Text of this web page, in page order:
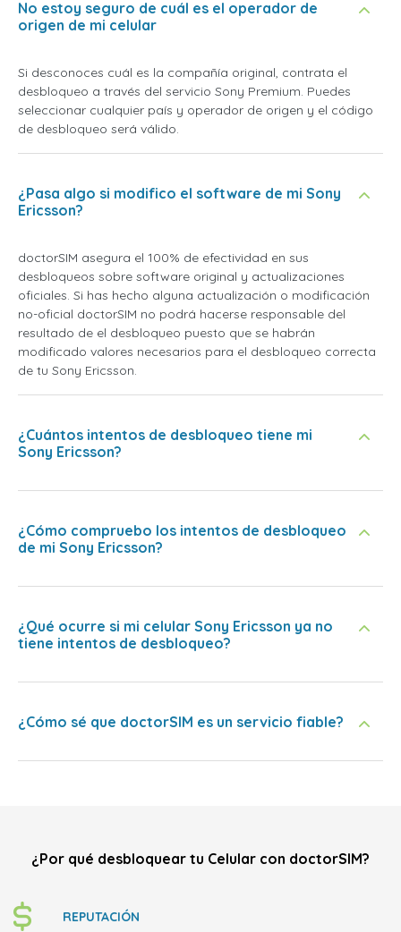
No estoy seguro de cuál es el operador de
origen de mi celular
Si desconoces cuál es la compañía original, contrata el
desbloqueo a través del servicio Sony Premium. Puedes
seleccionar cualquier país y operador de origen y el código
de desbloqueo será válido.
¿Pasa algo si modifico el software de mi Sony
Ericsson?
doctorSIM asegura el 100% de efectividad en sus
desbloqueos sobre software original y actualizaciones
oficiales. Si has hecho alguna actualización o modificación
no-oficial doctorSIM no podrá hacerse responsable del
resultado de el desbloqueo puesto que se habrán
modificado valores necesarios para el desbloqueo correcta
de tu Sony Ericsson.
¿Cuántos intentos de desbloqueo tiene mi
Sony Ericsson?
¿Cómo compruebo los intentos de desbloqueo
de mi Sony Ericsson?
¿Qué ocurre si mi celular Sony Ericsson ya no
tiene intentos de desbloqueo?
¿Cómo sé que doctorSIM es un servicio fiable?
¿Por qué desbloquear tu Celular con doctorSIM?
REPUTACIÓN